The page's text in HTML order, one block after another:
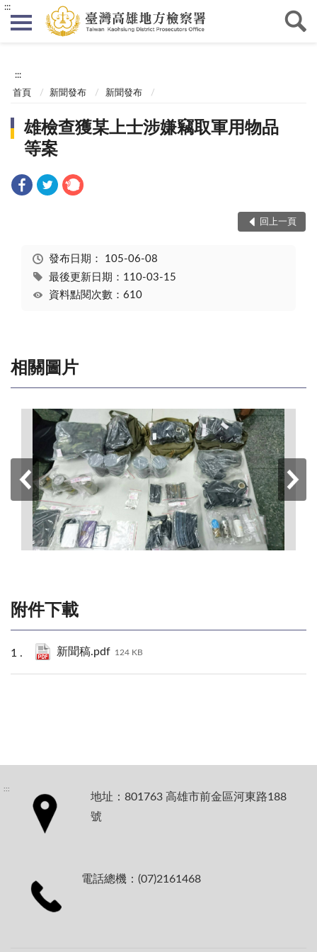
:::
:::
首頁 新聞發布 新聞發布
雄檢查獲某上士涉嫌竊取軍用物品
等案
回上一頁
發布日期： 105-06-08
最後更新日期：110-03-15
資料點閱次數：610
相關圖片
附件下載
新聞稿.pdf 124 KB
:::
地址：801763 高雄市前金區河東路188
號
電話總機：(07)2161468